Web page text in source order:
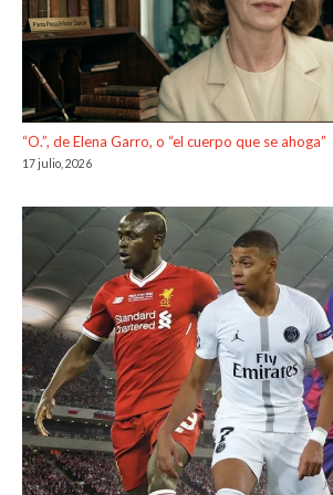
“O.”, de Elena Garro, o “el cuerpo que se ahoga”
17 julio, 2026